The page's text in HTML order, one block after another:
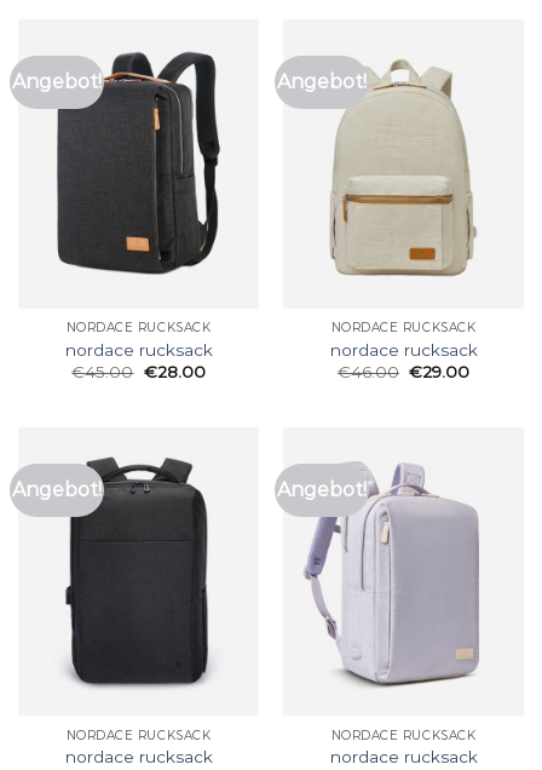
Angebot!
NORDACE RUCKSACK
nordace rucksack
€45.00 €28.00
Angebot!
NORDACE RUCKSACK
nordace rucksack
€46.00 €29.00
Angebot!
NORDACE RUCKSACK
nordace rucksack
Angebot!
NORDACE RUCKSACK
nordace rucksack